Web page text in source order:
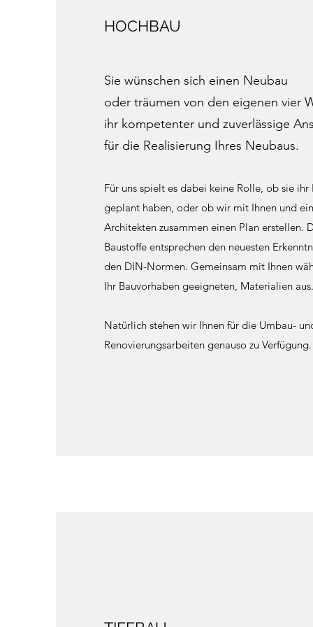
HOCHBAU
Sie wünschen sich einen Neubau
oder träumen von den eigenen vier
ihr kompetenter und zuverlässige
für die Realisierung Ihres Neubaus.
Für uns spielt es dabei keine Rolle, ob sie
geplant haben, oder ob wir mit Ihnen und
Architekten zusammen einen Plan erstellen.
Baustoffe entsprechen den neuesten
den DIN-Normen. Gemeinsam mit Ihnen
Ihr Bauvorhaben geeigneten, Materialien aus.
Natürlich stehen wir Ihnen für die Umbau-
Renovierungsarbeiten genauso zu Verfügung.